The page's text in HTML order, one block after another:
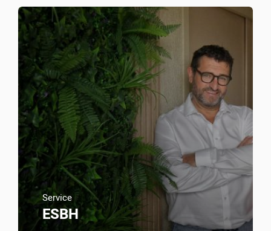
Service
ESBH